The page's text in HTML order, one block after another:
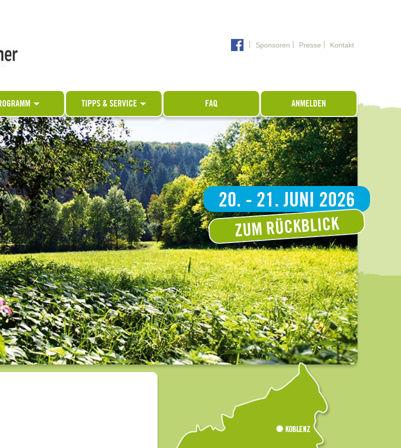
Sponsoren Presse Kontakt
TIPPS & SERVICE FAQ ANMELDEN
20. - 21. JUNI 2026
ZUM RÜCKBLICK